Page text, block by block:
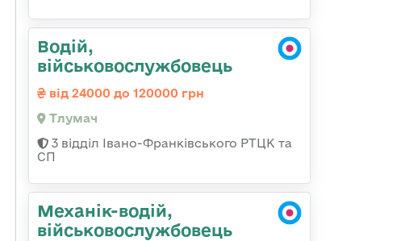
Водій,
військовослужбовець
від 24000 до 120000 грн
Тлумач
3 відділ Івано-Франківського РТЦК та
СП
Механік-водій,
військовослужбовець